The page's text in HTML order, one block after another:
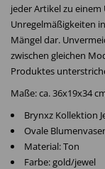
jeder Artikel zu
Unregelmäßigkeiten
Mängel dar.
zwischen gleichen
Produktes
Maße: ca. 36x19x34
Brynxz Kollektion
Ovale
Material: Ton
Farbe: gold/jewel